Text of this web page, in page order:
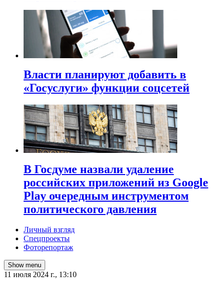
Власти планируют добавить в
«Госуслуги» функции соцсетей
В Госдуме назвали удаление
российских приложений из Google
Play очередным инструментом
политического давления
Личный взгляд
Спецпроекты
Фоторепортаж
Show menu
11 июля 2024 г., 13:10